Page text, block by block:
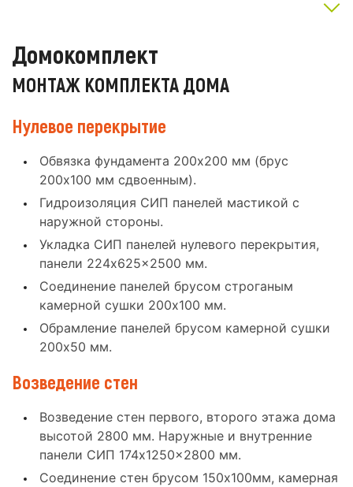
Домокомплект
МОНТАЖ КОМПЛЕКТА ДОМА
Нулевое перекрытие
Обвязка фундамента 200x200 мм (брус
200x100 мм сдвоенным).
Гидроизоляция СИП панелей мастикой с
наружной стороны.
Укладка СИП панелей нулевого перекрытия,
панели 224x625x2500 мм.
Соединение панелей брусом строганым
камерной сушки 200x100 мм.
Обрамление панелей брусом камерной сушки
200x50 мм.
Возведение стен
Возведение стен первого, второго этажа дома
высотой 2800 мм. Наружные и внутренние
панели СИП 174x1250x2800 мм.
Соединение стен брусом 150x100мм, камерная